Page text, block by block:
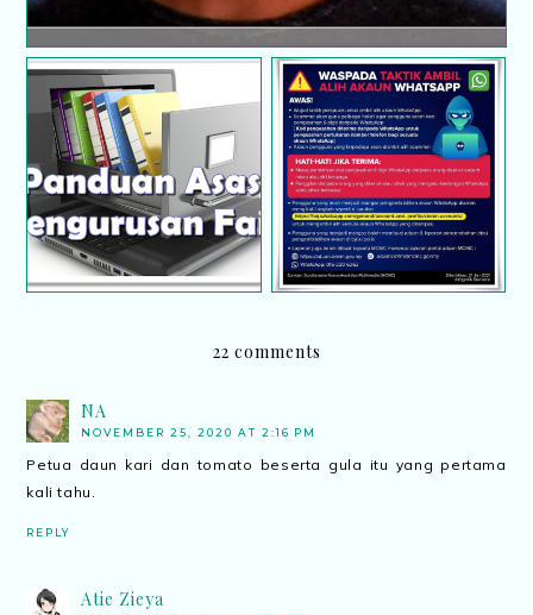
Panduan Asas
Pengurusan Fail
Waspada taktik ambil
alih akaun Whatsapp
22 comments
NA
NOVEMBER 25, 2020 AT 2:16 PM
Petua daun kari dan tomato beserta gula itu yang pertama
kali tahu.
REPLY
Atie Zieya